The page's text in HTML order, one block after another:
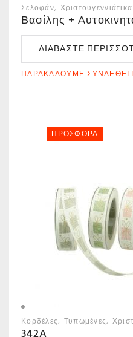
Σελοφάν Χριστουγεννιάτικα
Βασίλης +
ΔΙΑΒΆΣΤΕ
ΠΑΡΑΚΑΛΟΎΜΕ
ΠΡΟΣΦΟΡΆ
Κορδέλες Τυπωμένες